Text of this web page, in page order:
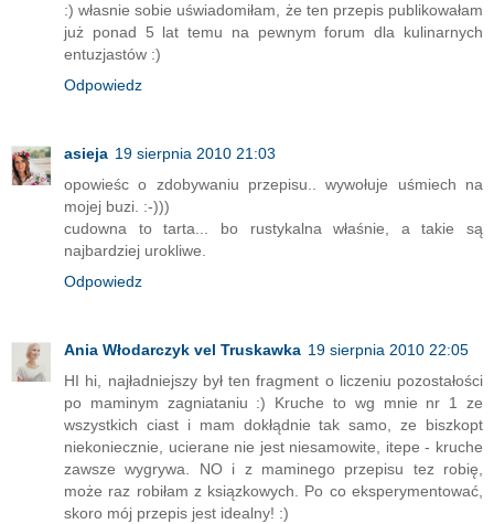
:) własnie sobie uświadomiłam, że ten przepis publikowałam
już ponad 5 lat temu na pewnym forum dla kulinarnych
entuzjastów :)
Odpowiedz
asieja 19 sierpnia 2010 21:03
opowieśc o zdobywaniu przepisu.. wywołuje uśmiech na
mojej buzi. :-)))
cudowna to tarta... bo rustykalna właśnie, a takie są
najbardziej urokliwe.
Odpowiedz
Ania Włodarczyk vel Truskawka 19 sierpnia 2010 22:05
HI hi, najładniejszy był ten fragment o liczeniu pozostałości
po maminym zagniataniu :) Kruche to wg mnie nr 1 ze
wszystkich ciast i mam dokłądnie tak samo, ze biszkopt
niekoniecznie, ucierane nie jest niesamowite, itepe - kruche
zawsze wygrywa. NO i z maminego przepisu tez robię,
może raz robiłam z ksiązkowych. Po co eksperymentować,
skoro mój przepis jest idealny! :)